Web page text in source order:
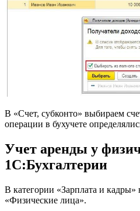
В «Счет, субконто» выбираем
операции в бухучете
Учет аренды у
1С:Бухгалтерии
В категории «Зарплата и кадры»
«Физические лица».